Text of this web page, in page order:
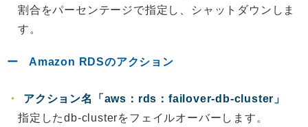
割合をパーセンテージで指定し、シャットダウンしま
す。
Amazon RDSのアクション
アクション名「aws：rds：failover-db-cluster」
指定したdb-clusterをフェイルオーバーします。